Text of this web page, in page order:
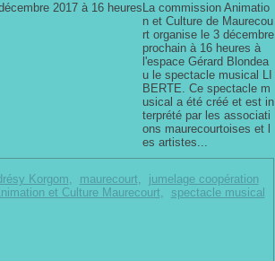
La commission Animatio
n et Culture de Maurecou
rt organise le 3 décembre
prochain à 16 heures à
l'espace Gérard Blondea
u le spectacle musical LI
BERTE. Ce spectacle m
usical a été créé et est in
terprété par les associati
ons maurecourtoises et l
es artistes...
Korgom, maurecourt, jumelage coopération
et Culture Maurecourt, spectacle musical